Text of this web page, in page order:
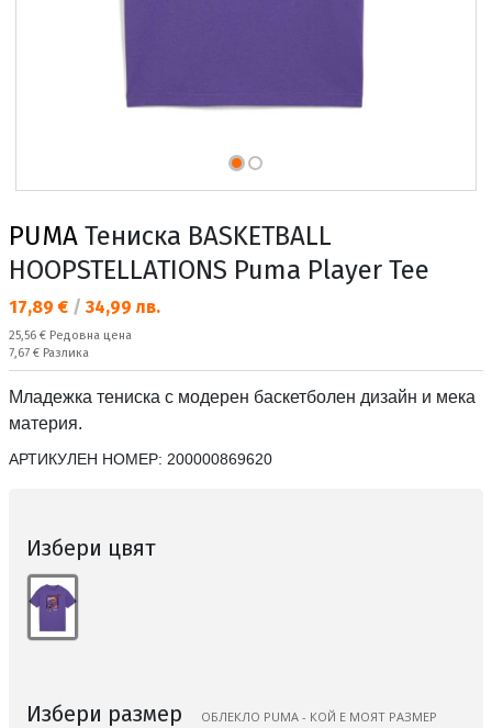
PUMA Тениска BASKETBALL
HOOPSTELLATIONS Puma Player Tee
Текуща цена:
17,89 € / 34,99 лв.
Редовна цена:
25,56 € Редовна цена
Спестявате:
7,67 € Разлика
Младежка тениска с модерен баскетболен дизайн и мека
материя.
АРТИКУЛЕН НОМЕР: 200000869620
Избери цвят
Избери размер ОБЛЕКЛО PUMA - КОЙ Е МОЯТ РАЗМЕР